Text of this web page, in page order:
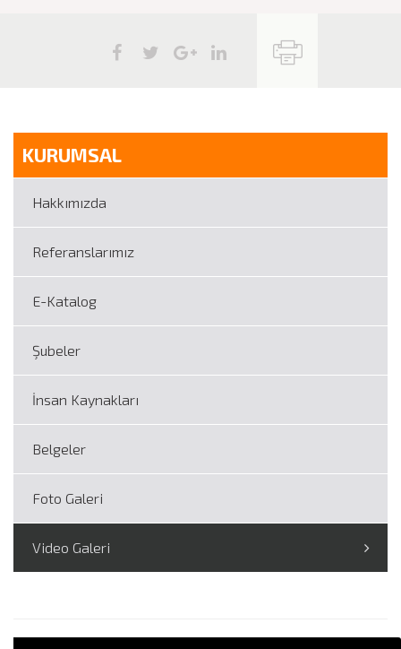
KURUMSAL
Hakkımızda
Referanslarımız
E-Katalog
Şubeler
İnsan Kaynakları
Belgeler
Foto Galeri
Video Galeri